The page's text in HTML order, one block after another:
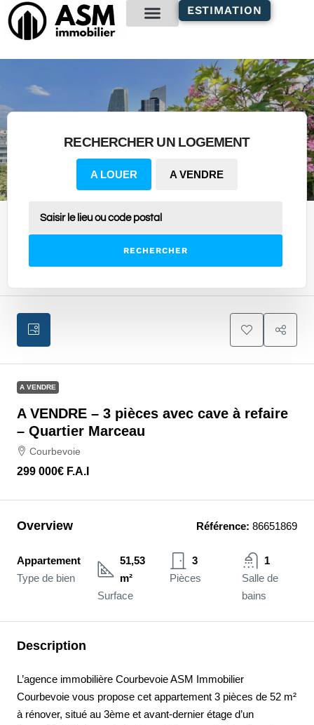
principal
ESTIMATION
RECHERCHER UN LOGEMENT
A LOUER A VENDRE
RECHERCHER
A VENDRE
A VENDRE – 3 pièces avec cave à refaire
– Quartier Marceau
Courbevoie
299 000€ F.A.I
Overview Référence: 86651869
Appartement
Type de bien
51,53
m²
Surface
3
Pièces
1
Salle de
bains
Description
L’agence immobilière Courbevoie ASM Immobilier
Courbevoie vous propose cet appartement 3 pièces de 52 m²
à rénover, situé au 3ème et avant-dernier étage d’un